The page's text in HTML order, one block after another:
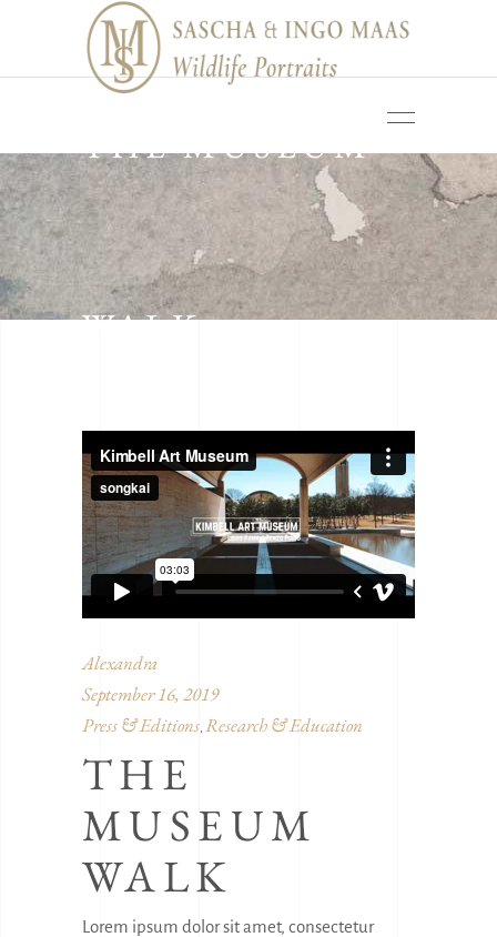
THE MUSEUM
WALK
Alexandra
September 16, 2019
Press & Editions, Research & Education
THE
MUSEUM
WALK
Lorem ipsum dolor sit amet, consectetur